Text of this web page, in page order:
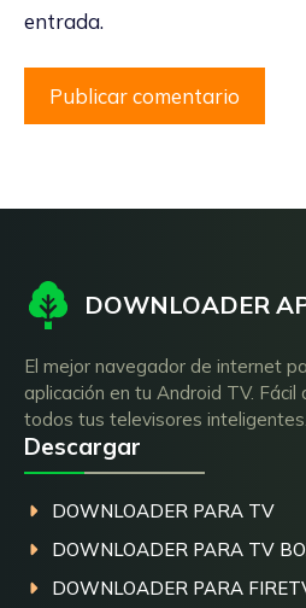
entrada.
DOWNLOADER
El mejor navegador de internet
aplicación en tu Android TV.
todos tus televisores inteligentes.
Descargar
DOWNLOADER PARA TV
DOWNLOADER PARA TV
DOWNLOADER PARA